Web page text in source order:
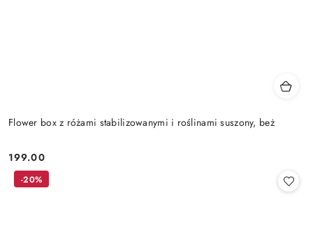
Flower box z różami stabilizowanymi i roślinami suszony, beż
Cena:
199.00
-20%